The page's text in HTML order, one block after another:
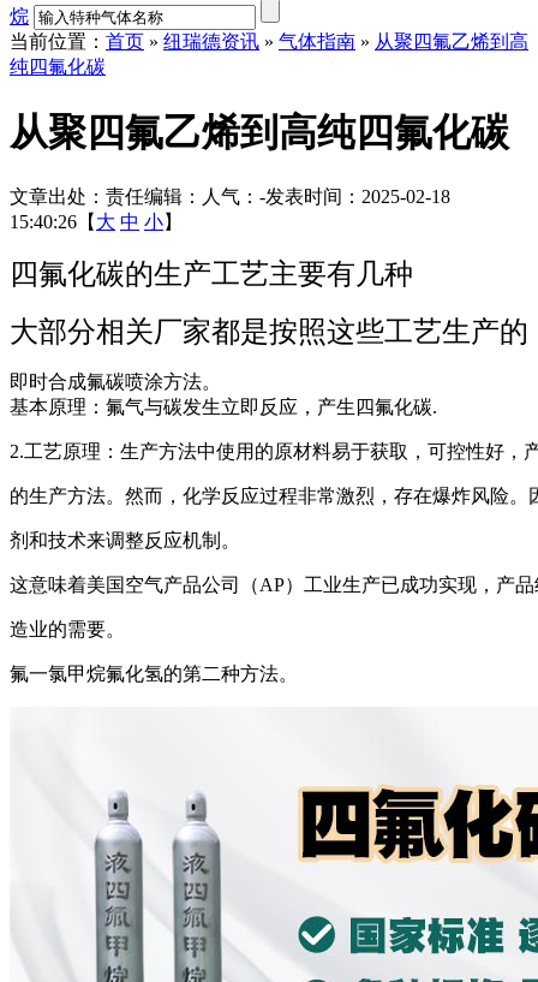
烷
当前位置： 首页 » 纽瑞德资讯 » 气体指南 » 从聚四氟乙烯到高
纯四氟化碳
从聚四氟乙烯到高纯四氟化碳
文章出处： 责任编辑： 人气： -发表时间：2025-02-18
15:40:26【 大 中 小】
四氟化碳的生产工艺主要有几种
大部分相关厂家都是按照这些工艺生产的
即时合成氟碳喷涂方法。
基本原理：氟气与碳发生立即反应，产生四氟化碳.
2.工艺原理：生产方法中使用的原材料易于获取，可控性好，
的生产方法。然而，化学反应过程非常激烈，存在爆炸风险
剂和技术来调整反应机制。
这意味着美国空气产品公司（AP）工业生产已成功实现，产
造业的需要。
氟一氯甲烷氟化氢的第二种方法。